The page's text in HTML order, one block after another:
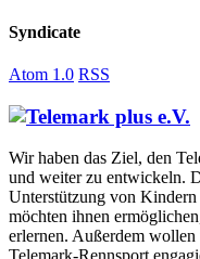
Syndicate
Atom 1.0 RSS
Wir haben das Ziel, den
und weiter zu entwickeln.
Unterstützung von
möchten ihnen
erlernen. Außerdem